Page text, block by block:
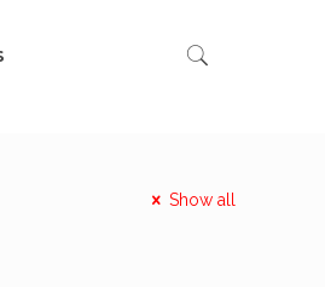
Show all